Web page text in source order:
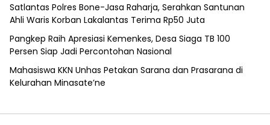
Satlantas Polres Bone-Jasa Raharja, Serahkan Santunan
Ahli Waris Korban Lakalantas Terima Rp50 Juta
Pangkep Raih Apresiasi Kemenkes, Desa Siaga TB 100
Persen Siap Jadi Percontohan Nasional
Mahasiswa KKN Unhas Petakan Sarana dan Prasarana di
Kelurahan Minasate’ne